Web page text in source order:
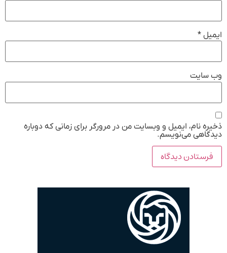
ایمیل *
وب‌ سایت
ذخیره نام، ایمیل و وبسایت من در مرورگر برای زمانی که دوباره
دیدگاهی می‌نویسم.